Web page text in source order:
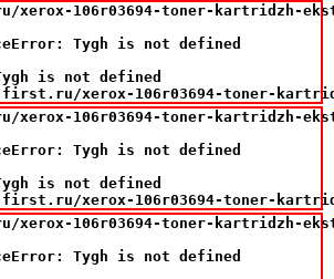
106r03694-toner-kartridzh-
Tygh is not defined
is not defined
xerox-106r03694-toner-
106r03694-toner-kartridzh-
Tygh is not defined
is not defined
xerox-106r03694-toner-
106r03694-toner-kartridzh-
Tygh is not defined